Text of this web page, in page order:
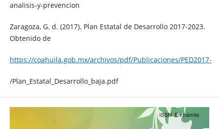
analisis-y-prevencion
Zaragoza, G. d. (2017). Plan Estatal de Desarrollo 2017-2023.
Obtenido de
https://coahuila.gob.mx/archivos/pdf/Publicaciones/PED2017-
/Plan_Estatal_Desarrollo_baja.pdf